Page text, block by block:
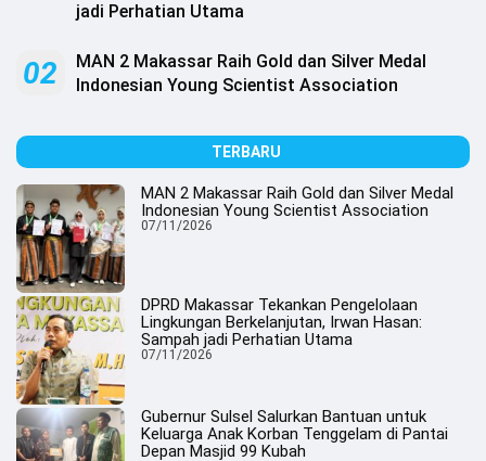
jadi Perhatian Utama
02
MAN 2 Makassar Raih Gold dan Silver Medal
Indonesian Young Scientist Association
TERBARU
MAN 2 Makassar Raih Gold dan Silver Medal
Indonesian Young Scientist Association
07/11/2026
DPRD Makassar Tekankan Pengelolaan
Lingkungan Berkelanjutan, Irwan Hasan:
Sampah jadi Perhatian Utama
07/11/2026
Gubernur Sulsel Salurkan Bantuan untuk
Keluarga Anak Korban Tenggelam di Pantai
Depan Masjid 99 Kubah